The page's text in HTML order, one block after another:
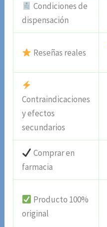
Condiciones de
dispensación
Reseñas reales
Contraindicaciones
y efectos
secundarios
Comprar en
farmacia
Producto 100%
original